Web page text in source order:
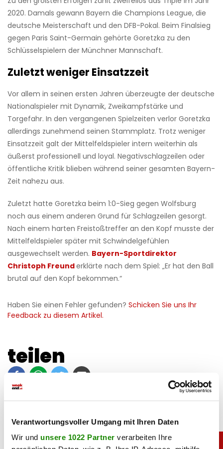
Verantwortungsvoller Umgang mit Ihren Daten
Wir und unsere 1022 Partner verarbeiten Ihre
2020. Damals gewann Bayern die Champions League, die
deutsche Meisterschaft und den DFB-Pokal. Beim Finalsieg
gegen Paris Saint-Germain gehörte Goretzka zu den
Schlüsselspielern der Münchner Mannschaft.
Zuletzt weniger Einsatzzeit
Vor allem in seinen ersten Jahren überzeugte der deutsche
Nationalspieler mit Dynamik, Zweikampfstärke und
Torgefahr. In den vergangenen Spielzeiten verlor Goretzka
allerdings zunehmend seinen Stammplatz. Trotz weniger
Einsatzzeit galt der Mittelfeldspieler intern weiterhin als
äußerst professionell und loyal. Negativschlagzeilen oder
öffentliche Kritik blieben während seiner gesamten Bayern-
Zeit nahezu aus.
Zuletzt hatte Goretzka beim 1:0-Sieg gegen Wolfsburg
noch aus einem anderen Grund für Schlagzeilen gesorgt.
Nach einem harten Freistoßtreffer an den Kopf musste der
Mittelfeldspieler später mit Schwindelgefühlen
ausgewechselt werden. Bayern-Sportdirektor
Christoph Freunderklärte nach dem Spiel: „Er hat den Ball
brutal auf den Kopf bekommen.“
Haben Sie einen Fehler gefunden? Schicken Sie uns Ihr
Feedback zu diesem Artikel.
teilen